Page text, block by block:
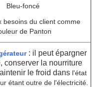
Bleu-foncé
besoins du client comme
de Panton
: il peut épargner
conserver la nourriture
le froid dans l'état
étant outre de l'électricité.